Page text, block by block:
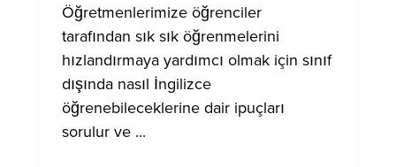
Öğretmenlerimize öğrenciler
tarafından sık sık öğrenmelerini
hızlandırmaya yardımcı olmak için sınıf
dışında nasıl İngilizce
öğrenebileceklerine dair ipuçları
sorulur ve ...